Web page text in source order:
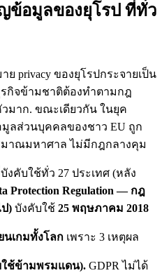
ข้อมูลของยุโรป ที่ทั่ว
privacy ของยุโรปกระจายเป็น
กิจข้ามชาติต้องทำตามกฎ
มาก. ขณะเดียวกัน ในยุค
อมูลส่วนบุคคลของชาว EU ถูก
มาณมหาศาล ไม่มีกฎกลางคุม
คับใช้ทั่ว 27 ประเทศ (หลัง
Protection Regulation — กฎ
) บังคับใช้ 25 พฤษภาคม 2018
นเกมทั้งโลก เพราะ 3 เหตุผล
ใช้ข้ามพรมแดน). GDPR ไม่ได้